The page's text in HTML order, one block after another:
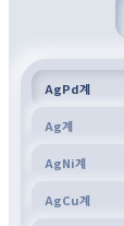
AgPd계
Ag계
AgNi계
AgCu계